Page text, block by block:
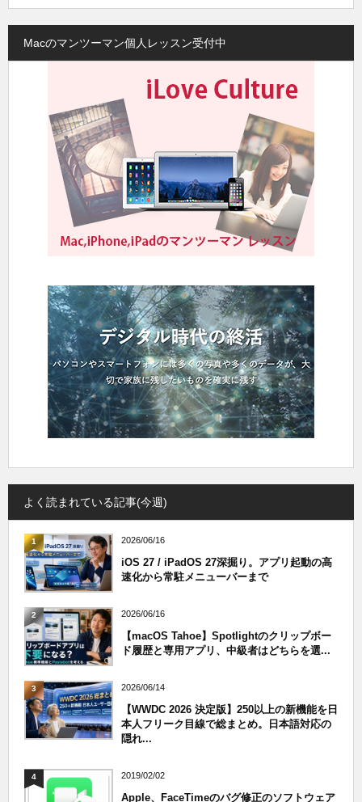
Macのマンツーマン個人レッスン受付中
よく読まれている記事(今週)
1 2026/06/16
iOS 27 / iPadOS 27深掘り。アプリ起動の高
速化から常駐メニューバーまで
2 2026/06/16
【macOS Tahoe】Spotlightのクリップボー
ド履歴と専用アプリ、中級者はどちらを選...
3 2026/06/14
【WWDC 2026 決定版】250以上の新機能を日
本人フリーク目線で総まとめ。日本語対応の
隠れ...
4 2019/02/02
Apple、FaceTimeのバグ修正のソフトウェア